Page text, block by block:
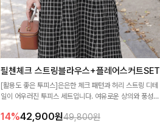
필첸체크 스트링블라우스+플레어스커트SET
[활용도 좋은 투피스]은은한 체크 패턴과 허리 스트링 디테
일이 어우러진 투피스 세트입니다. 여유로운 상의와 풍성하
로도 다양하게 활용하기 좋아요🖤
14%42,900원49,800원